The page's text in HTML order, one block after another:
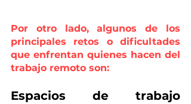
Por otro lado, algunos de los
principales retos o dificultades
que enfrentan quienes hacen del
trabajo remoto son:
Espacios de trabajo